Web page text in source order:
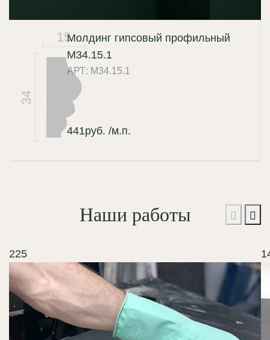
15
34
Молдинг гипсовый профильный
М34.15.1
АРТ: М34.15.1
441руб. /м.п.
Наши работы
225